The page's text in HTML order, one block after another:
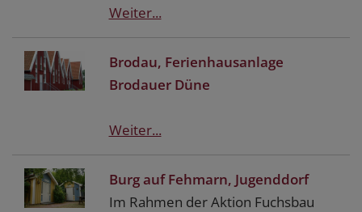
Weiter...
Brodau, Ferienhausanlage
Brodauer Düne
Weiter...
Burg auf Fehmarn, Jugenddorf
Im Rahmen der Aktion Fuchsbau